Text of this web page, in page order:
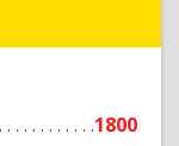
1800
Подробнее